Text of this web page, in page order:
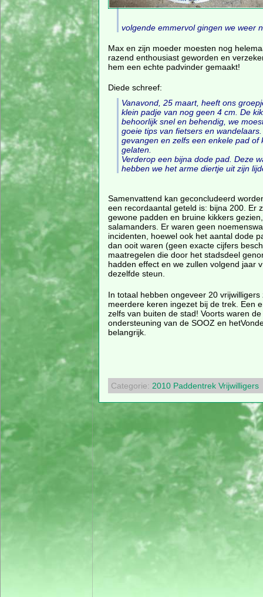
volgende emmervol gingen we weer
Max en zijn moeder moesten nog
razend enthousiast geworden en
hem een echte padvinder gemaakt!
Diede schreef:
Vanavond, 25 maart, heeft ons
klein padje van nog geen 4 cm. De
behoorlijk snel en behendig, we
goeie tips van fietsers en
gevangen en zelfs een enkele pad
gelaten.
Verderop een bijna dode pad. Deze
hebben we het arme diertje uit zijn
Samenvattend kan geconcludeerd
een recordaantal geteld is: bijna 200. Er
gewone padden en bruine kikkers
salamanders. Er waren geen
incidenten, hoewel ook het aantal dode
dan ooit waren (geen exacte cijfers
maatregelen die door het stadsdeel
hadden effect en we zullen volgend jaar
dezelfde steun.
In totaal hebben ongeveer 20 vrijwilligers
meerdere keren ingezet bij de trek. Een
zelfs van buiten de stad! Voorts waren
ondersteuning van de SOOZ en
belangrijk.
Categorie: 2010 Paddentrek Vrijwilligers